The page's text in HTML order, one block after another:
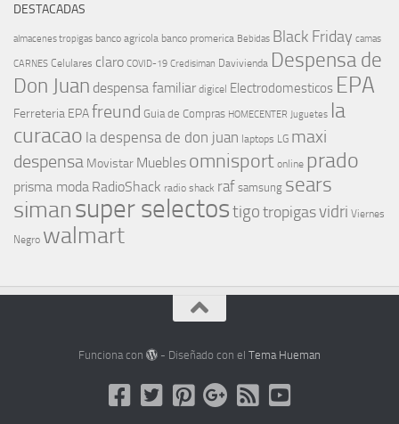
DESTACADAS
almacenes tropigas banco agricola banco promerica Bebidas Black Friday camas
CARNES Celulares claro COVID-19 Credisiman Davivienda Despensa de
Don Juan despensa familiar digicel Electrodomesticos EPA
Ferreteria EPAfreund Guia de Compras HOMECENTER Juguetes la
curacao la despensa de don juan laptops LG maxi
despensa Movistar Muebles omnisport online prado
prisma moda RadioShack radio shack raf samsung sears
simansuper selectostigotropigasvidri Viernes
Negro walmart
Funciona con - Diseñado con elTema Hueman